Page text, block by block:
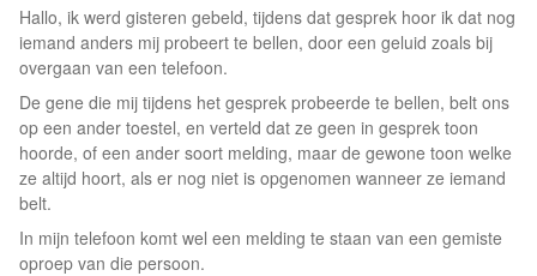
Hallo, ik werd gisteren gebeld, tijdens dat gesprek hoor ik dat nog
iemand anders mij probeert te bellen, door een geluid zoals bij
overgaan van een telefoon.
De gene die mij tijdens het gesprek probeerde te bellen, belt ons
op een ander toestel, en verteld dat ze geen in gesprek toon
hoorde, of een ander soort melding, maar de gewone toon welke
ze altijd hoort, als er nog niet is opgenomen wanneer ze iemand
belt.
In mijn telefoon komt wel een melding te staan van een gemiste
oproep van die persoon.